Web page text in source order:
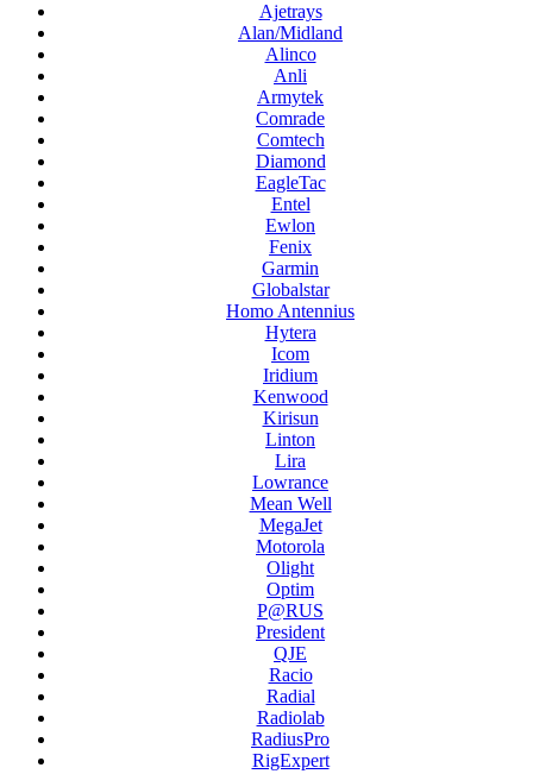
Ajetrays
Alan/Midland
Alinco
Anli
Armytek
Comrade
Comtech
Diamond
EagleTac
Entel
Ewlon
Fenix
Garmin
Globalstar
Homo Antennius
Hytera
Icom
Iridium
Kenwood
Kirisun
Linton
Lira
Lowrance
Mean Well
MegaJet
Motorola
Olight
Optim
P@RUS
President
QJE
Racio
Radial
Radiolab
RadiusPro
RigExpert